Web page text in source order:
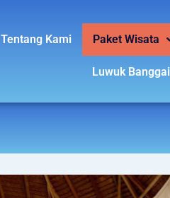
Tentang Kami Paket Wisata
Luwuk Banggai